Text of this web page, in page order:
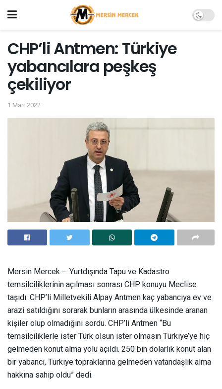
CHP’li Antmen: Türkiye
yabancılara peşkeş
çekiliyor
1 Mart 2022
Mersin Mercek – Yurtdışında Tapu ve Kadastro
temsilciliklerinin açılması sonrası CHP konuyu Meclise
taşıdı. CHP’li Milletvekili Alpay Antmen kaç yabancıya ev ve
arazi satıldığını sorarak bunların arasında ülkesinde aranan
kişiler olup olmadığını sordu. CHP’li Antmen “Bu
temsilciliklerle ister Türk olsun ister olmasın Türkiye’ye hiç
gelmeden konut alma yolu açıldı. 250 bin dolarlık konut alan
bir yabancı, Türkiye topraklarına gelmeden vatandaşlık alma
hakkına sahip oldu” dedi.